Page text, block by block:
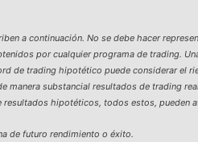
a continuación. No se debe hacer
por cualquier programa de trading.
de trading hipotético puede considerar el
substancial resultados de trading
hipotéticos, todos estos, pueden
de futuro rendimiento o éxito.